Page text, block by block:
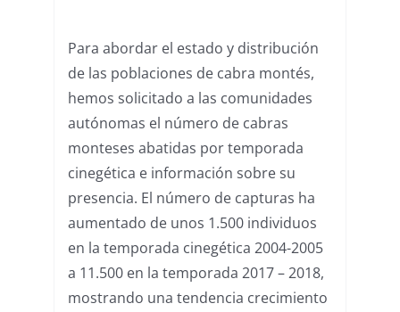
Para abordar el estado y distribución
de las poblaciones de cabra montés,
hemos solicitado a las comunidades
autónomas el número de cabras
monteses abatidas por temporada
cinegética e información sobre su
presencia. El número de capturas ha
aumentado de unos 1.500 individuos
en la temporada cinegética 2004-2005
a 11.500 en la temporada 2017 – 2018,
mostrando una tendencia crecimiento